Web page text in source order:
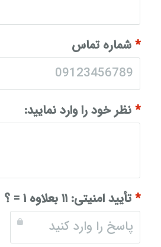
*شماره تماس
*نظر خود را وارد نمایید:
*تأیید امنیتی: ۱۱ بعلاوه ۱ = ؟